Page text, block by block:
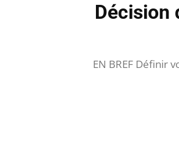
Décision
EN BREF Définir